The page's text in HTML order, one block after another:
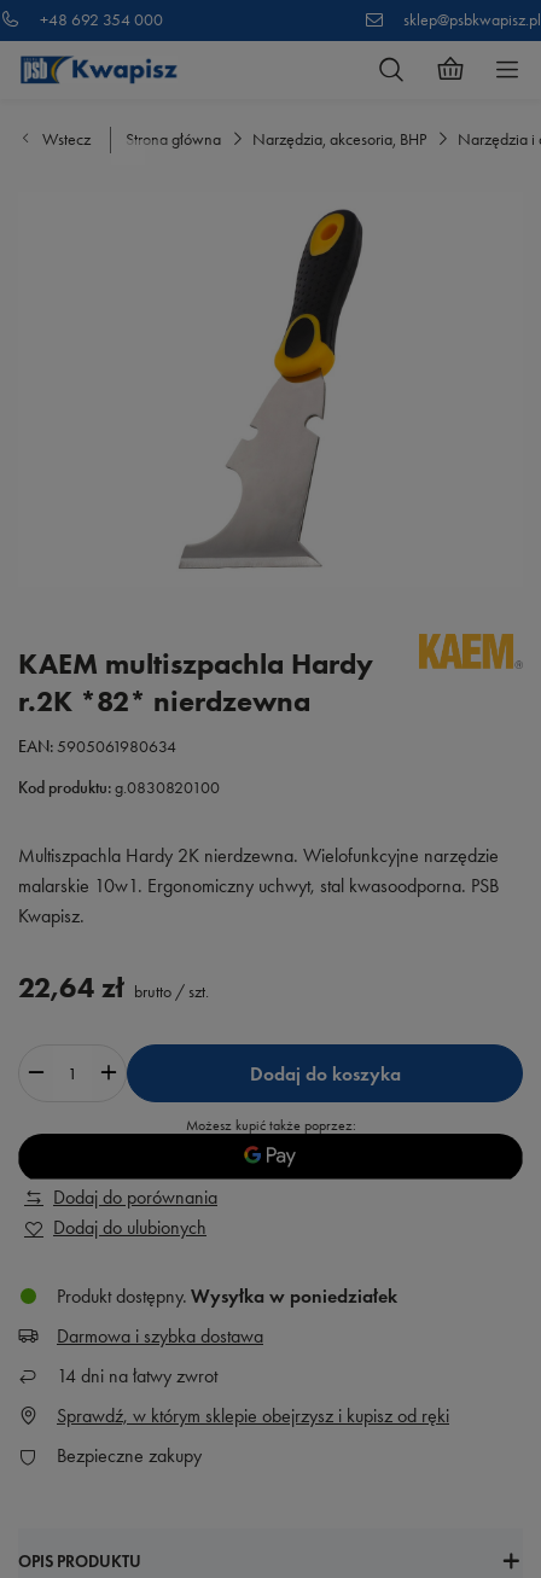
+48 692 354 000 sklep@psbkwapisz.pl
Wstecz Strona główna Narzędzia, akcesoria, BHP Narzędzia i
KAEM multiszpachla Hardy
r.2K *82* nierdzewna
EAN:5905061980634
Kod produktu:g.0830820100
Multiszpachla Hardy 2K nierdzewna. Wielofunkcyjne narzędzie
malarskie 10w1. Ergonomiczny uchwyt, stal kwasoodporna. PSB
Kwapisz.
22,64 zł brutto / szt.
Dodaj do koszyka
Możesz kupić także poprzez:
Dodaj do porównania
Dodaj do ulubionych
Produkt dostępny Wysyłka w poniedziałek
Darmowa i szybka dostawa
14 dni na łatwy zwrot
Sprawdź, w którym sklepie obejrzysz i kupisz od ręki
Bezpieczne zakupy
OPIS PRODUKTU